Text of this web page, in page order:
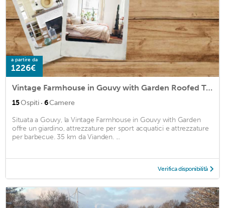
a partire da
1226€
Vintage Farmhouse in Gouvy with Garden Roofed Terrace BBQ
15Ospiti · 6Camere
Situata a Gouvy, la Vintage Farmhouse in Gouvy with Garden
offre un giardino, attrezzature per sport acquatici e attrezzature
per barbecue. 35 km da Vianden. ...
Verifica disponibilità